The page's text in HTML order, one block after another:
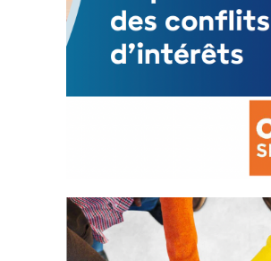
La prévention des conflits
d’intérêts
18 septembre 2023